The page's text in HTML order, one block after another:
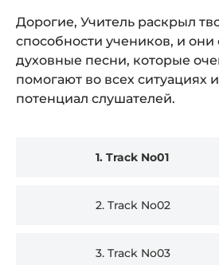
Дорогие, Учитель раскрыл
способности учеников, и они
духовные песни, которые
помогают во всех ситуациях
потенциал слушателей.
1. Track No01
2. Track No02
3. Track No03